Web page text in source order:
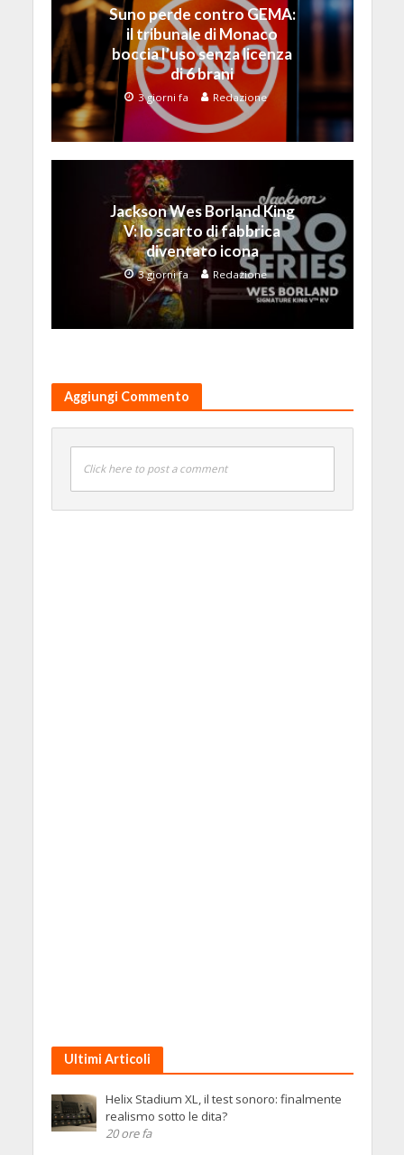
Suno perde contro GEMA:
il tribunale di Monaco
boccia l’uso senza licenza
di 6 brani
3 giorni fa Redazione
Jackson Wes Borland King
V: lo scarto di fabbrica
diventato icona
3 giorni fa Redazione
Aggiungi Commento
Click here to post a comment
Ultimi Articoli
Helix Stadium XL, il test sonoro: finalmente
realismo sotto le dita?
20 ore fa